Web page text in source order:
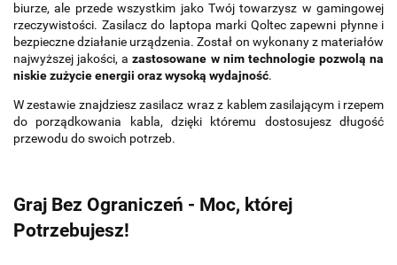
biurze, ale przede wszystkim jako Twój towarzysz w gamingowej
rzeczywistości. Zasilacz do laptopa marki Qoltec zapewni płynne i
bezpieczne działanie urządzenia. Został on wykonany z materiałów
najwyższej jakości, azastosowane w nim technologie pozwolą na
niskie zużycie energii oraz wysoką wydajność.
W zestawie znajdziesz zasilacz wraz z kablem zasilającym i rzepem
do porządkowania kabla, dzięki któremu dostosujesz długość
przewodu do swoich potrzeb.
Graj Bez Ograniczeń - Moc, której
Potrzebujesz!